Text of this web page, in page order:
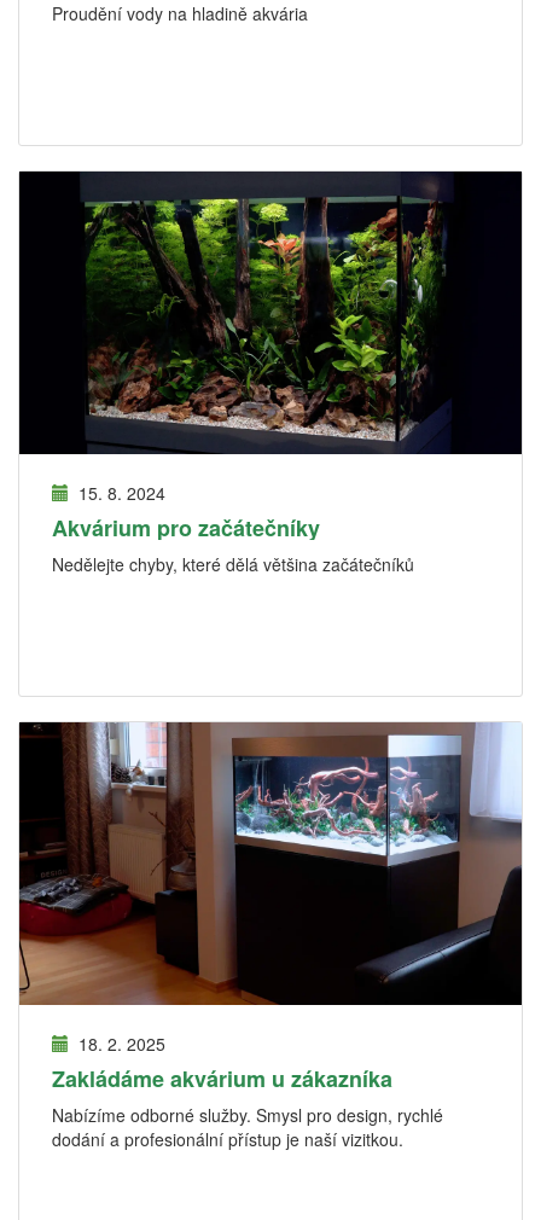
Proudění vody na hladině akvária
15. 8. 2024
Akvárium pro začátečníky
Nedělejte chyby, které dělá většina začátečníků
18. 2. 2025
Zakládáme akvárium u zákazníka
Nabízíme odborné služby. Smysl pro design, rychlé
dodání a profesionální přístup je naší vizitkou.